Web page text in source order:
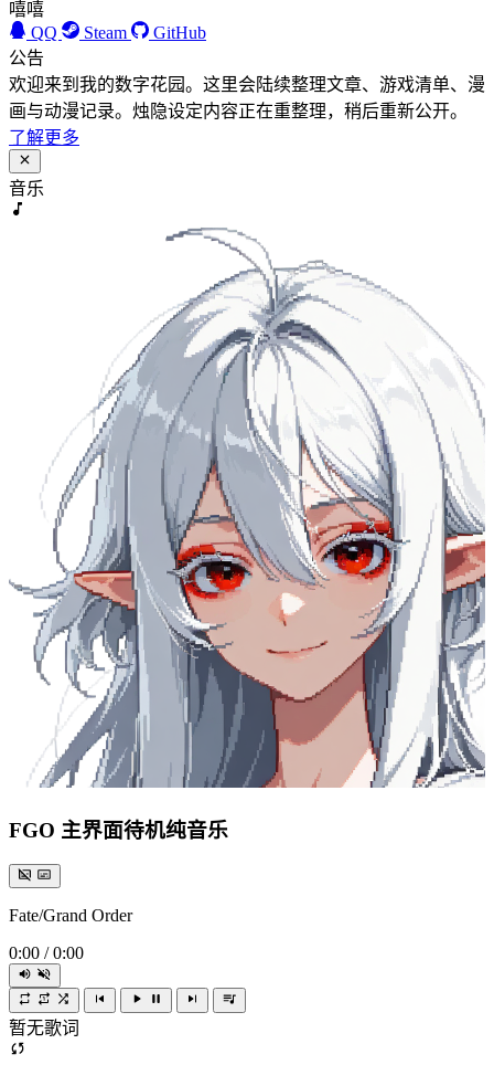
嘻嘻
QQ
Steam
GitHub
公告
欢迎来到我的数字花园。这里会陆续整理文章、游戏清单、漫
画与动漫记录。烛隐设定内容正在重整理，稍后重新公开。
了解更多
音乐
FGO 主界面待机纯音乐
Fate/Grand Order
0:00 / 0:00
暂无歌词